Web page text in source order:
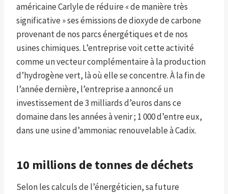
américaine Carlyle de réduire « de manière très
significative » ses émissions de dioxyde de carbone
provenant de nos parcs énergétiques et de nos
usines chimiques. L’entreprise voit cette activité
comme un vecteur complémentaire à la production
d’hydrogène vert, là où elle se concentre. À la fin de
l’année dernière, l’entreprise a annoncé un
investissement de 3 milliards d’euros dans ce
domaine dans les années à venir ; 1 000 d’entre eux,
dans une usine d’ammoniac renouvelable à Cadix.
10 millions de tonnes de déchets
Selon les calculs de l’énergéticien, sa future